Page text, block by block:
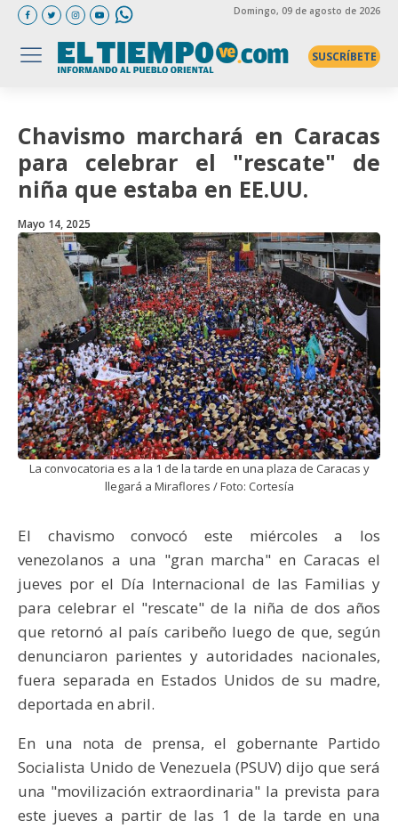
Domingo, 09 de agosto de 2026
SUSCRÍBETE
Chavismo marchará en Caracas
para celebrar el "rescate" de
niña que estaba en EE.UU.
Mayo 14, 2025
La convocatoria es a la 1 de la tarde en una plaza de Caracas y
llegará a Miraflores / Foto: Cortesía
El chavismo convocó este miércoles a los
venezolanos a una "gran marcha" en Caracas el
jueves por el Día Internacional de las Familias y
para celebrar el "rescate" de la niña de dos años
que retornó al país caribeño luego de que, según
denunciaron parientes y autoridades nacionales,
fuera separada en Estados Unidos de su madre,
deportada en abril.
En una nota de prensa, el gobernante Partido
Socialista Unido de Venezuela (PSUV) dijo que será
una "movilización extraordinaria" la prevista para
este jueves a partir de las 1 de la tarde en una